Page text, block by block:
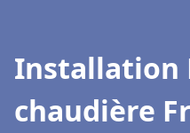
Installation
chaudière